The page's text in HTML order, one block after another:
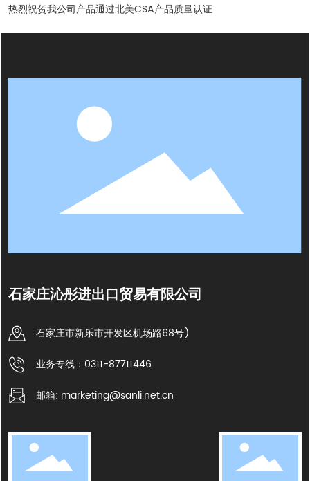
热烈祝贺我公司产品通过北美CSA产品质量认证
石家庄沁彤进出口贸易有限公司
石家庄市新乐市开发区机场路68号)
业务专线：0311-87711446
邮箱: marketing@sanli.net.cn